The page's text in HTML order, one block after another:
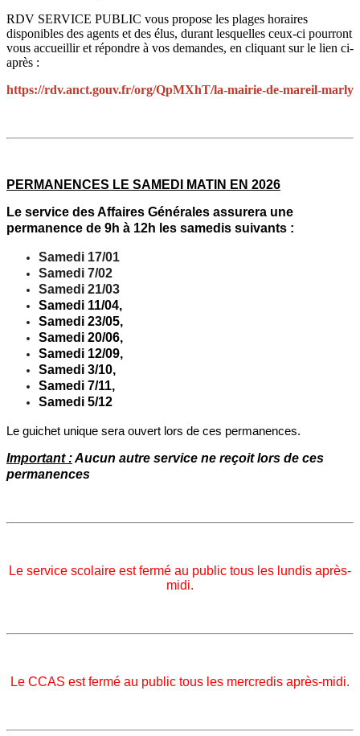
RDV SERVICE PUBLIC vous propose les plages horaires
disponibles des agents et des élus, durant lesquelles ceux-ci pourront
vous accueillir et répondre à vos demandes, en cliquant sur le lien ci-
après :
https://rdv.anct.gouv.fr/org/QpMXhT/la-mairie-de-mareil-marly
PERMANENCES LE SAMEDI MATIN EN 2026
Le service des Affaires Générales assurera une
permanence de 9h à 12h les samedis suivants :
Samedi 17/01
Samedi 7/02
Samedi 21/03
Samedi 11/04,
Samedi 23/05,
Samedi 20/06,
Samedi 12/09,
Samedi 3/10,
Samedi 7/11,
Samedi 5/12
Le guichet unique sera ouvert lors de ces permanences.
Important :Aucun autre service ne reçoit lors de ces
permanences
Le service scolaire est fermé au public tous les lundis après-
midi.
Le CCAS est fermé au public tous les mercredis après-midi.